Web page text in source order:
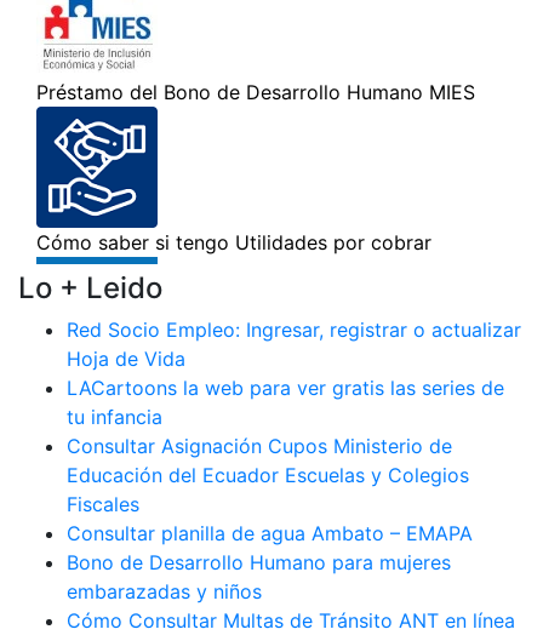
Lo + Leido
Red Socio Empleo: Ingresar, registrar o actualizar
Hoja de Vida
LACartoons la web para ver gratis las series de
tu infancia
Consultar Asignación Cupos Ministerio de
Educación del Ecuador Escuelas y Colegios
Fiscales
Consultar planilla de agua Ambato – EMAPA
Bono de Desarrollo Humano para mujeres
embarazadas y niños
Cómo Consultar Multas de Tránsito ANT en línea